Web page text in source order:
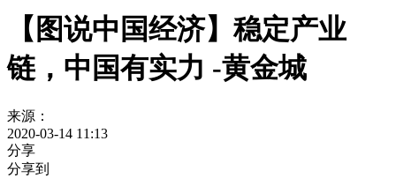
【图说中国经济】稳定产业
链，中国有实力 -黄金城
来源：
2020-03-14 11:13
分享
分享到